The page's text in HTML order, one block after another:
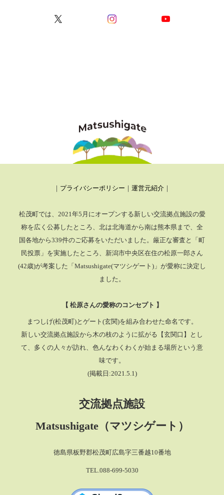
｜ プライバシーポリシー ｜ 運営元紹介 ｜
松茂町では、2021年5月にオープンする新しい交流拠点施設の愛
称を広く公募したところ、 北は北海道から南は熊本県まで、全
国各地から339件のご応募をいただいました。厳正な審査と「町
民投票」を実施したところ、 新潟市中央区在住の松原一郎さん
(42歳)が考案した「Matsushigate(マツシゲート)」が愛称に決定し
ました。
【 松原さんの愛称のコンセプト 】
まつしげ(松茂町)とゲート(玄関)を組み合わせた命名です。
新しい交流拠点施設から木の枝のように拡がる【玄関口】とし
て、多くの人々が訪れ、色んなわくわくが始まる場所という意
味です。
(掲載日:2021.5.1)
交流拠点施設
Matsushigate（マツシゲート）
徳島県板野郡松茂町広島字三番越10番地
TEL.088-699-5030